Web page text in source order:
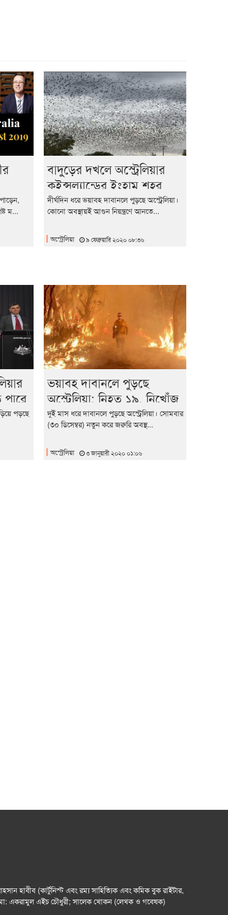
ডিজিটাল যুগে হানি ট্র্যাপ প্রতারণা: আবেগ, প্রযুক্তি
ও ক্ষমতার আন্তঃসম্পর্কের এক গভীর বিশ্লেষণ
সিডনিতে গাংচিল মিউজিকের জমকালো আয়োজনে
নিরালা হোল্ডিংস বৃহৎ বৈশাখী মেলা
কমিউনিটি স্ক্রিন – ২০২৬ সিডনি চ্যাপ্টার
সফলভাবে অনুষ্ঠিত
ম...
বাদুড়ের দখলে অস্ট্রেলিয়ার
কুইন্সল্যান্ডের ইংহাম শহর
দীর্ঘদিন ধরে ভয়াবহ দাবানলে পুড়ছে অস্ট্রেলিয়া।
কোনো অবস্থায়ই আগুন নিয়ন্ত্রণে আনতে...
অস্ট্রেলিয়া ৯ ফেব্রুয়ারি ২০২০ ০৮:৩৬
পারে
পড়ছে
ভয়াবহ দাবানলে পুড়ছে
অস্ট্রেলিয়া: নিহত ১৯, নিখোঁজ
১৭
দুই মাস ধরে দাবানলে পুড়ছে অস্ট্রেলিয়া। সোমবার
(৩০ ডিসেম্বর) নতুন করে জরুরি অবস্থ...
অস্ট্রেলিয়া ৩ জানুয়ারী ২০২০ ০১:০৬
হাবীব (কার্টুনিস্ট এবং রম্য সাহিত্যিক এবং কমিক বুক রাইটার,
মো: একরামুল এইচ চৌধুরী; সালেক খোকন (লেখক ও গবেষক)